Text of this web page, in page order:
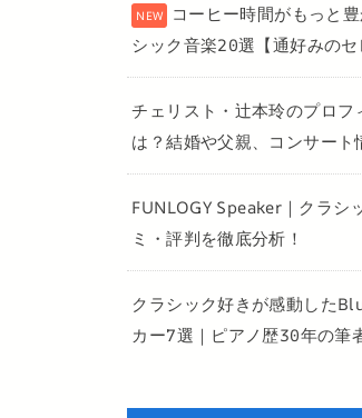
コーヒー時間がもっと
シック音楽20選【通好みのセ
チェリスト・辻本玲のプロフ
は？結婚や父親、コンサート
FUNLOGY Speaker｜クラシ
ミ・評判を徹底分析！
クラシック好きが感動した
カー7選｜ピアノ歴30年の筆